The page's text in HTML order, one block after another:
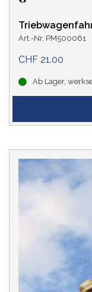
Art.-Nr. PM500061
CHF 21.00
Ab Lager,